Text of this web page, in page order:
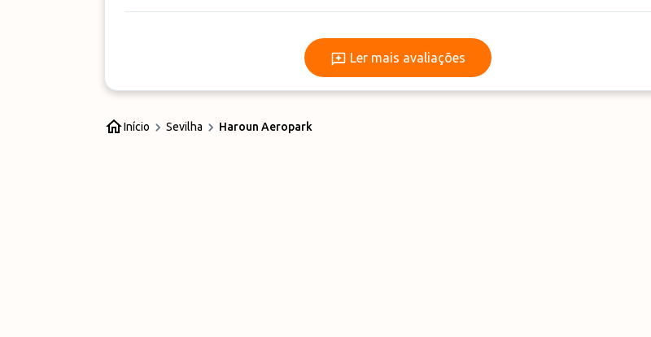
Ler mais avaliações
Ler mais avaliações
Início Sevilha Haroun Aeropark